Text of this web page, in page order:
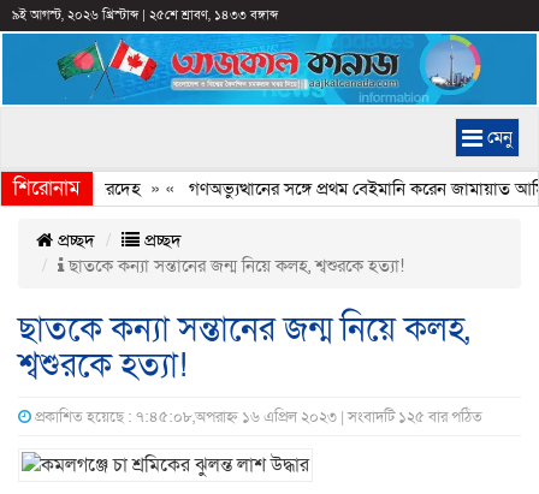
৯ই আগস্ট, ২০২৬ খ্রিস্টাব্দ| ২৫শে শ্রাবণ, ১৪৩৩ বঙ্গাব্দ
মেনু
শিরোনাম
কিশোরের মরদেহ» «গণঅভ্যুত্থানের সঙ্গে প্রথম বেইমানি করেন জামায়াত
প্রচ্ছদ
প্রচ্ছদ
ছাতকে কন্যা সন্তানের জন্ম নিয়ে কলহ, শ্বশুরকে হত্যা!
ছাতকে কন্যা সন্তানের জন্ম নিয়ে কলহ,
শ্বশুরকে হত্যা!
প্রকাশিত হয়েছে : ৭:৪৫:০৮,অপরাহ্ন ১৬ এপ্রিল ২০২৩ | সংবাদটি ১২৫ বার পঠিত